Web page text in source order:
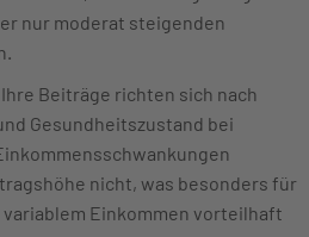
nur moderat steigenden
Ihre Beiträge richten sich nach
Gesundheitszustand bei
nicht, was besonders für
Einkommen vorteilhaft